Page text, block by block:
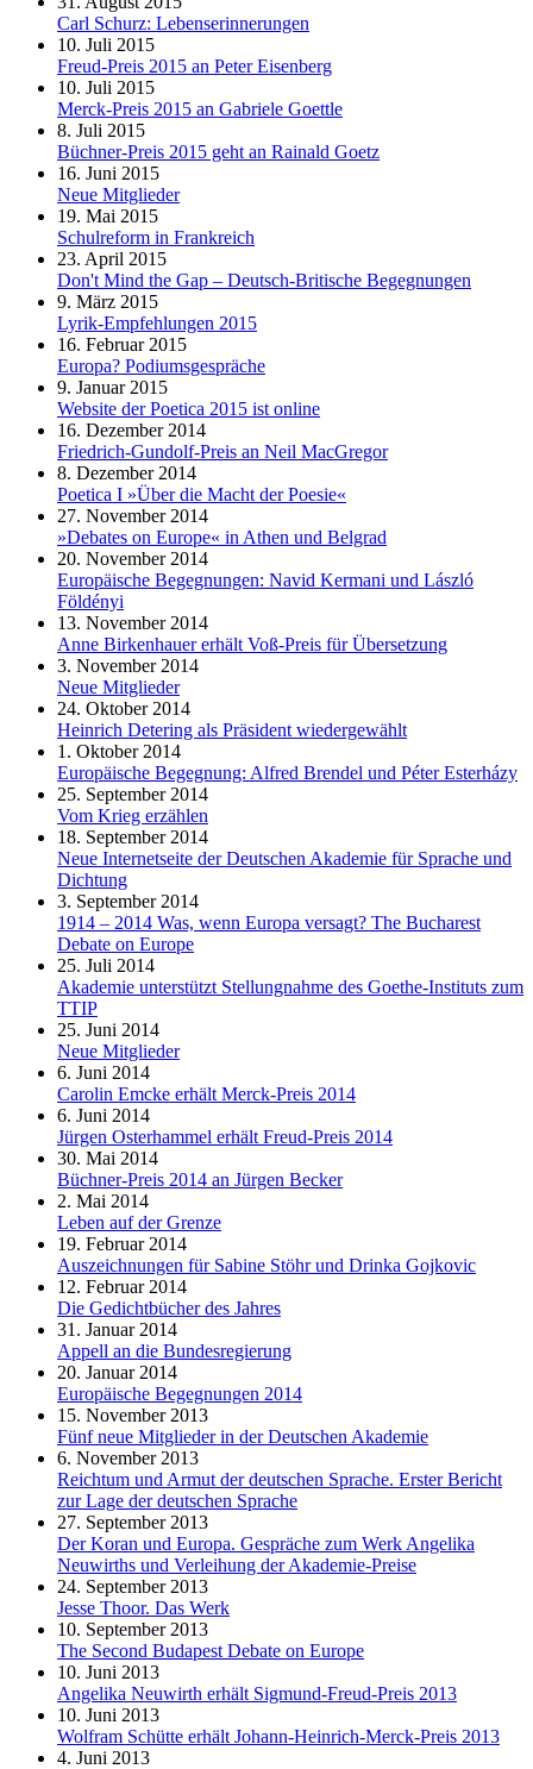
Carl Schurz: Lebenserinnerungen
10. Juli 2015
Freud-Preis 2015 an Peter Eisenberg
10. Juli 2015
Merck-Preis 2015 an Gabriele Goettle
8. Juli 2015
Büchner-Preis 2015 geht an Rainald Goetz
16. Juni 2015
Neue Mitglieder
19. Mai 2015
Schulreform in Frankreich
23. April 2015
Don't Mind the Gap – Deutsch-Britische Begegnungen
9. März 2015
Lyrik-Empfehlungen 2015
16. Februar 2015
Europa? Podiumsgespräche
9. Januar 2015
Website der Poetica 2015 ist online
16. Dezember 2014
Friedrich-Gundolf-Preis an Neil MacGregor
8. Dezember 2014
Poetica I »Über die Macht der Poesie«
27. November 2014
»Debates on Europe« in Athen und Belgrad
20. November 2014
Europäische Begegnungen: Navid Kermani und László
Földényi
13. November 2014
Anne Birkenhauer erhält Voß-Preis für Übersetzung
3. November 2014
Neue Mitglieder
24. Oktober 2014
Heinrich Detering als Präsident wiedergewählt
1. Oktober 2014
Europäische Begegnung: Alfred Brendel und Péter Esterházy
25. September 2014
Vom Krieg erzählen
18. September 2014
Neue Internetseite der Deutschen Akademie für Sprache und
Dichtung
3. September 2014
1914 – 2014 Was, wenn Europa versagt? The Bucharest
Debate on Europe
25. Juli 2014
Akademie unterstützt Stellungnahme des Goethe-Instituts zum
TTIP
25. Juni 2014
Neue Mitglieder
6. Juni 2014
Carolin Emcke erhält Merck-Preis 2014
6. Juni 2014
Jürgen Osterhammel erhält Freud-Preis 2014
30. Mai 2014
Büchner-Preis 2014 an Jürgen Becker
2. Mai 2014
Leben auf der Grenze
19. Februar 2014
Auszeichnungen für Sabine Stöhr und Drinka Gojkovic
12. Februar 2014
Die Gedichtbücher des Jahres
31. Januar 2014
Appell an die Bundesregierung
20. Januar 2014
Europäische Begegnungen 2014
15. November 2013
Fünf neue Mitglieder in der Deutschen Akademie
6. November 2013
Reichtum und Armut der deutschen Sprache. Erster Bericht
zur Lage der deutschen Sprache
27. September 2013
Der Koran und Europa. Gespräche zum Werk Angelika
Neuwirths und Verleihung der Akademie-Preise
24. September 2013
Jesse Thoor. Das Werk
10. September 2013
The Second Budapest Debate on Europe
10. Juni 2013
Angelika Neuwirth erhält Sigmund-Freud-Preis 2013
10. Juni 2013
Wolfram Schütte erhält Johann-Heinrich-Merck-Preis 2013
4. Juni 2013